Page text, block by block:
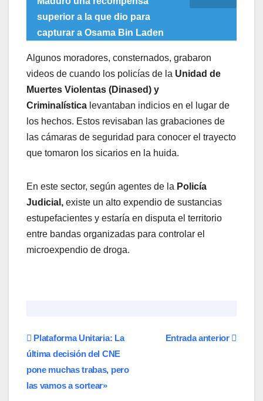
superior a la que dio para
capturar a Osama Bin Laden
Algunos moradores, consternados, grabaron
videos de cuando los policías de la Unidad de
Muertes Violentas (Dinased) y
Criminalística levantaban indicios en el lugar de
los hechos. Estos revisaban las grabaciones de
las cámaras de seguridad para conocer el trayecto
que tomaron los sicarios en la huida.
En este sector, según agentes de la Policía
Judicial, existe un alto expendio de sustancias
estupefacientes y estaría en disputa el territorio
entre bandas organizadas para controlar el
microexpendio de droga.
Navegación
de
entradas
Entrada anterior
Plataforma Unitaria: La
última decisión del CNE
pone muchas trabas, pero
las vamos a sortear»